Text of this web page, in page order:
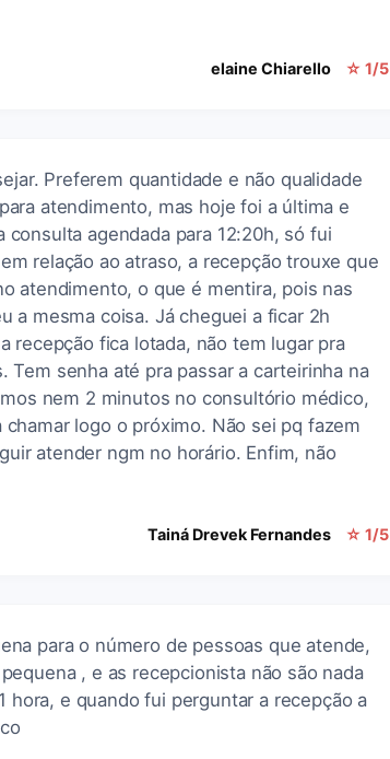
elaine Chiarello ☆ 1/5
Preferem quantidade e não qualidade
atendimento, mas hoje foi a última e
agendada para 12:20h, só fui
relação ao atraso, a recepção trouxe que
atendimento, o que é mentira, pois nas
a mesma coisa. Já cheguei a ficar 2h
recepção fica lotada, não tem lugar pra
senha até pra passar a carteirinha na
nem 2 minutos no consultório médico,
logo o próximo. Não sei pq fazem
atender ngm no horário. Enfim, não
Tainá Drevek Fernandes ☆ 1/5
para o número de pessoas que atende,
, e as recepcionista não são nada
hora, e quando fui perguntar a recepção a